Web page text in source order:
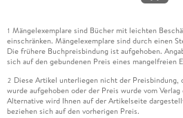
1 Mängelexemplare sind Bücher mit leichten
einschränken. Mängelexemplare sind durch einen
Die frühere Buchpreisbindung ist aufgehoben.
sich auf den gebundenen Preis eines mangelfreien
2 Diese Artikel unterliegen nicht der Preisbindung,
wurde aufgehoben oder der Preis wurde vom
Alternative wird Ihnen auf der Artikelseite
beziehen sich auf den vorherigen Preis.